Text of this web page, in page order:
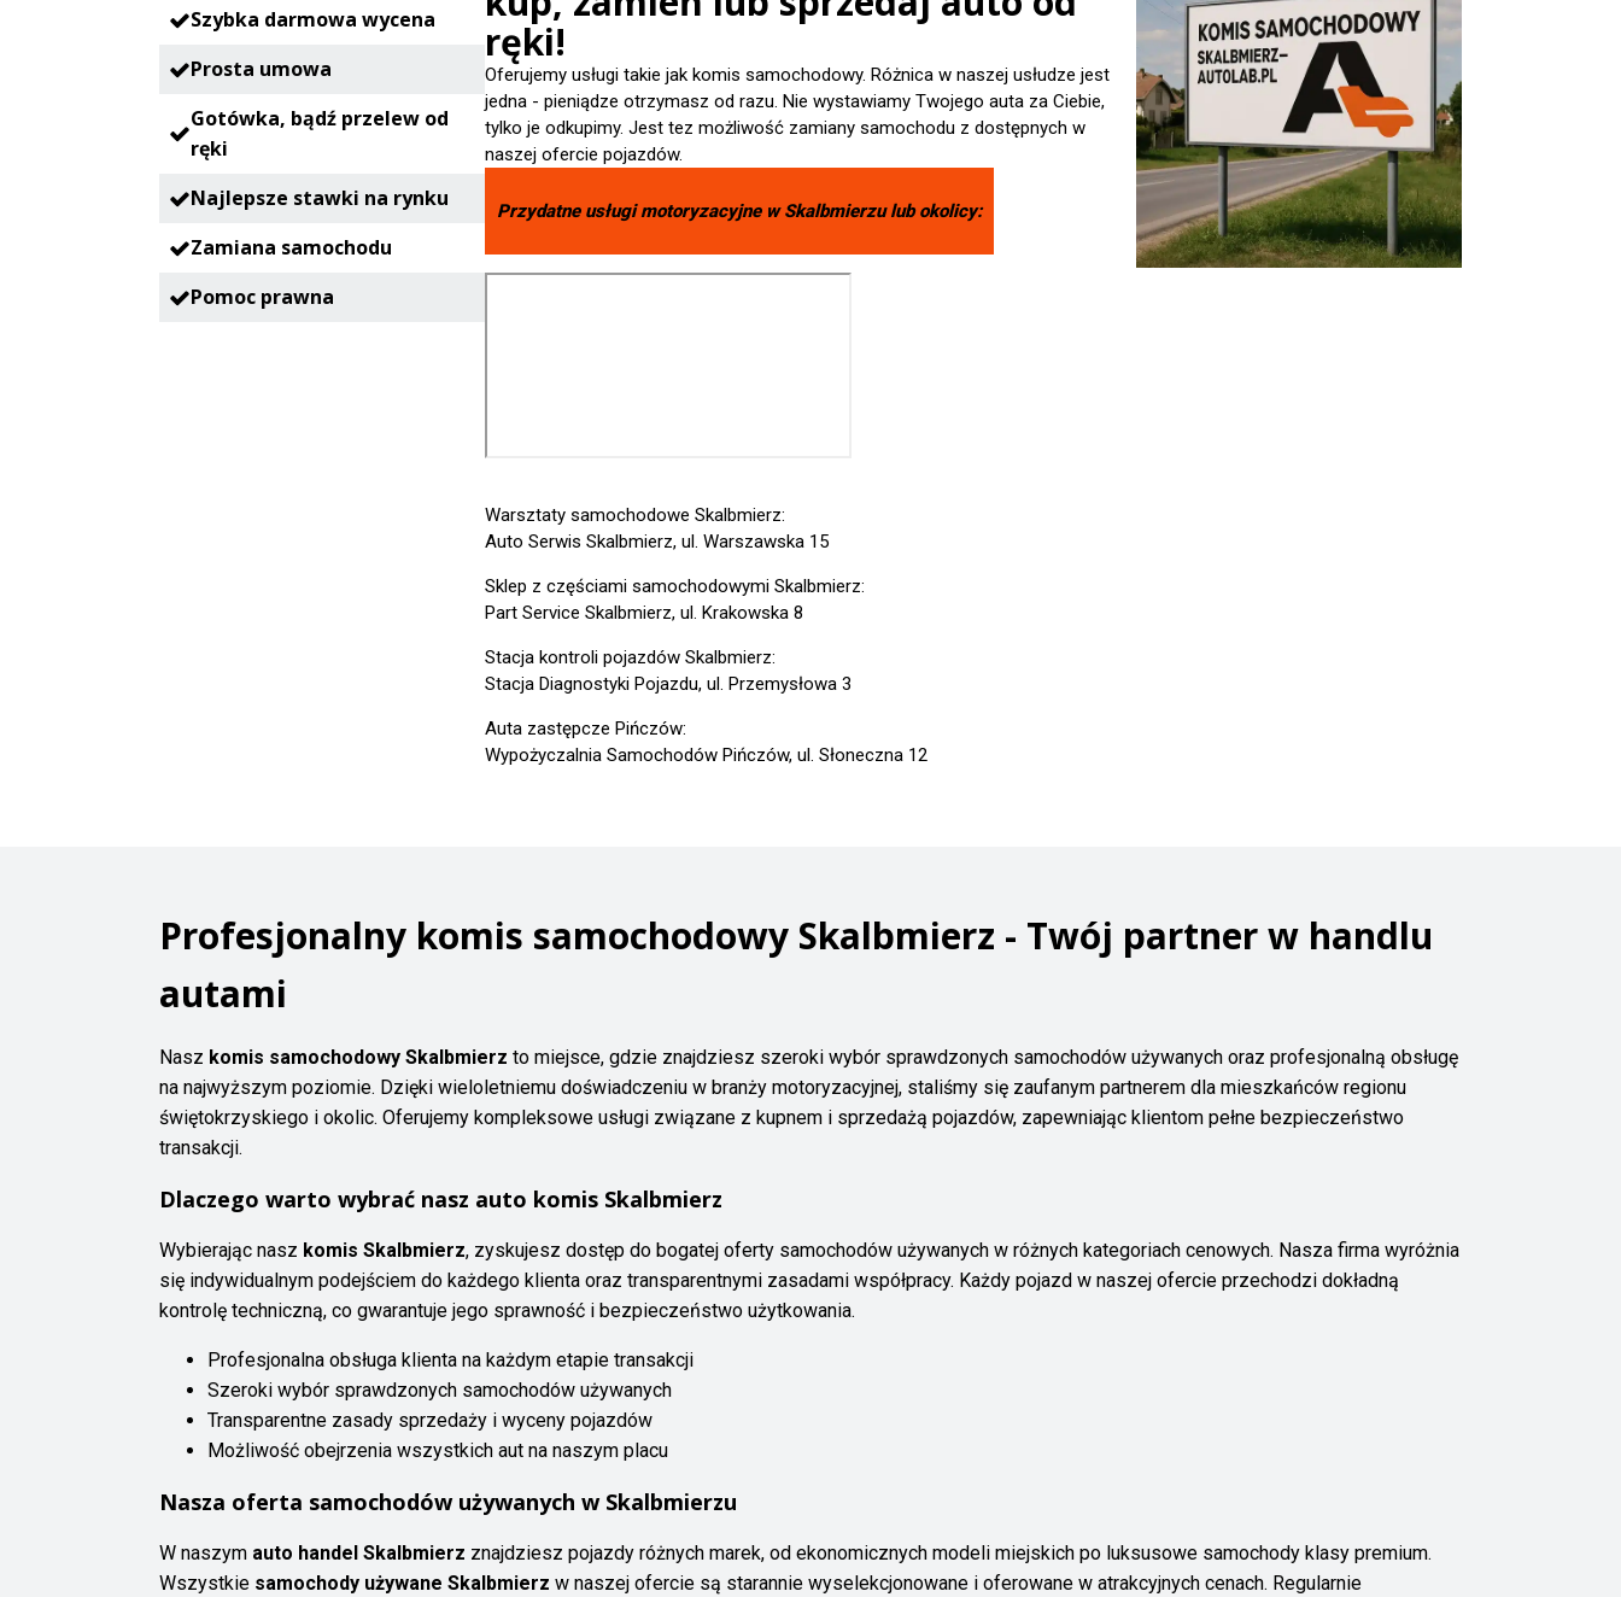
Szybka darmowa wycena
Prosta umowa
Gotówka, bądź przelew od
ręki
Najlepsze stawki na rynku
Zamiana samochodu
Pomoc prawna
ręki!
Oferujemy usługi takie jak komis samochodowy. Różnica w naszej usłudze jest
jedna - pieniądze otrzymasz od razu. Nie wystawiamy Twojego auta za Ciebie,
tylko je odkupimy. Jest tez możliwość zamiany samochodu z dostępnych w
naszej ofercie pojazdów.
Przydatne usługi motoryzacyjne wSkalbmierzulub okolicy:
Warsztaty samochodowe Skalbmierz:
Auto Serwis Skalbmierz, ul. Warszawska 15
Sklep z częściami samochodowymi Skalbmierz:
Part Service Skalbmierz, ul. Krakowska 8
Stacja kontroli pojazdów Skalbmierz:
Stacja Diagnostyki Pojazdu, ul. Przemysłowa 3
Auta zastępcze Pińczów:
Wypożyczalnia Samochodów Pińczów, ul. Słoneczna 12
Profesjonalny komis samochodowy Skalbmierz - Twój partner w handlu
autami
Nasz komis samochodowy Skalbmierz to miejsce, gdzie znajdziesz szeroki wybór sprawdzonych samochodów używanych oraz profesjonalną obsługę
na najwyższym poziomie. Dzięki wieloletniemu doświadczeniu w branży motoryzacyjnej, staliśmy się zaufanym partnerem dla mieszkańców regionu
świętokrzyskiego i okolic. Oferujemy kompleksowe usługi związane z kupnem i sprzedażą pojazdów, zapewniając klientom pełne bezpieczeństwo
transakcji.
Dlaczego warto wybrać nasz auto komis Skalbmierz
Wybierając nasz komis Skalbmierz, zyskujesz dostęp do bogatej oferty samochodów używanych w różnych kategoriach cenowych. Nasza firma wyróżnia
się indywidualnym podejściem do każdego klienta oraz transparentnymi zasadami współpracy. Każdy pojazd w naszej ofercie przechodzi dokładną
kontrolę techniczną, co gwarantuje jego sprawność i bezpieczeństwo użytkowania.
Profesjonalna obsługa klienta na każdym etapie transakcji
Szeroki wybór sprawdzonych samochodów używanych
Transparentne zasady sprzedaży i wyceny pojazdów
Możliwość obejrzenia wszystkich aut na naszym placu
Nasza oferta samochodów używanych w Skalbmierzu
W naszym auto handel Skalbmierz znajdziesz pojazdy różnych marek, od ekonomicznych modeli miejskich po luksusowe samochody klasy premium.
Wszystkie samochody używane Skalbmierz w naszej ofercie są starannie wyselekcjonowane i oferowane w atrakcyjnych cenach. Regularnie